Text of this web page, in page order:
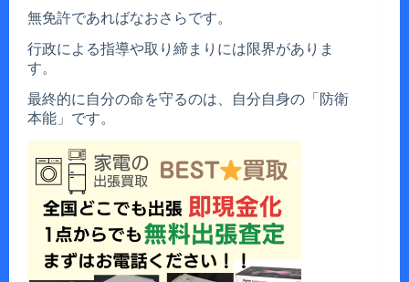
無免許であればなおさらです。
行政による指導や取り締まりには限界がありま
す。
最終的に自分の命を守るのは、自分自身の「防衛
本能」です。